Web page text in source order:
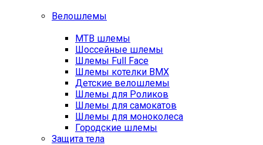
Велошлемы
MTB шлемы
Шоссейные шлемы
Шлемы Full Face
Шлемы котелки BMX
Детские велошлемы
Шлемы для Роликов
Шлемы для самокатов
Шлемы для моноколеса
Городские шлемы
Защита тела